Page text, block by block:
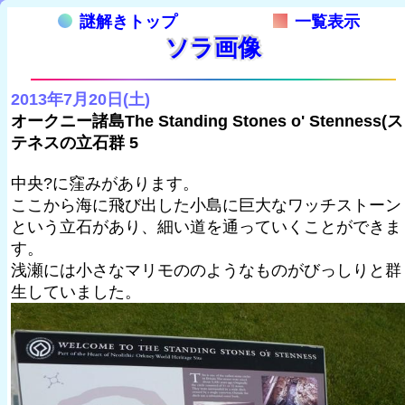
謎解きトップ 一覧表示
ソラ画像
2013年7月20日(土)
オークニー諸島The Standing Stones o' Stenness(ス
テネスの立石群 5
中央?に窪みがあります。
ここから海に飛び出した小島に巨大なワッチストーン
という立石があり、細い道を通っていくことができま
す。
浅瀬には小さなマリモののようなものがびっしりと群
生していました。